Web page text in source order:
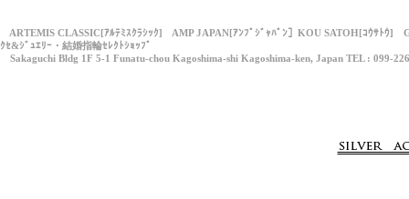
ARTEMIS CLASSIC[ｱﾙﾃﾐｽｸﾗｼｯｸ] AMP JAPAN[ｱﾝﾌﾟｼﾞｬﾊﾟﾝ］KOU SATOH[ｺｳｻﾄｳ]
ｸｾ&ｼﾞｭｴﾘｰ・結婚指輪ｾﾚｸﾄｼｮｯﾌﾟ
Sakaguchi Bldg 1F 5-1 Funatu-chou Kagoshima-shi Kagoshima-ken, Japan TEL : 099-